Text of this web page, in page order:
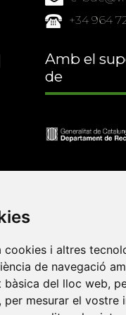
i altres
de navegació
del lloc web,
, per mesurar el vostre
+34 964
Amb el
de
Universitat de